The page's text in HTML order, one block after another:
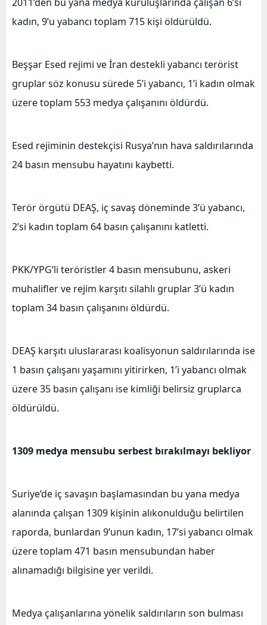
kadın, 9’u yabancı toplam 715 kişi öldürüldü.
Beşşar Esed rejimi ve İran destekli yabancı terörist
gruplar söz konusu sürede 5’i yabancı, 1’i kadın olmak
üzere toplam 553 medya çalışanını öldürdü.
Esed rejiminin destekçisi Rusya’nın hava saldırılarında
24 basın mensubu hayatını kaybetti.
Terör örgütü DEAŞ, iç savaş döneminde 3’ü yabancı,
2’si kadın toplam 64 basın çalışanını katletti.
PKK/YPG’li teröristler 4 basın mensubunu, askeri
muhalifler ve rejim karşıtı silahlı gruplar 3’ü kadın
toplam 34 basın çalışanını öldürdü.
DEAŞ karşıtı uluslararası koalisyonun saldırılarında ise
1 basın çalışanı yaşamını yitirirken, 1’i yabancı olmak
üzere 35 basın çalışanı ise kimliği belirsiz gruplarca
öldürüldü.
1309 medya mensubu serbest bırakılmayı bekliyor
Suriye’de iç savaşın başlamasından bu yana medya
alanında çalışan 1309 kişinin alıkonulduğu belirtilen
raporda, bunlardan 9’unun kadın, 17’si yabancı olmak
üzere toplam 471 basın mensubundan haber
alınamadığı bilgisine yer verildi.
Medya çalışanlarına yönelik saldırıların son bulması